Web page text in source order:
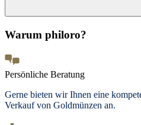
Warum philoro?
Persönliche Beratung
Gerne bieten wir Ihnen eine
Verkauf von Goldmünzen an.